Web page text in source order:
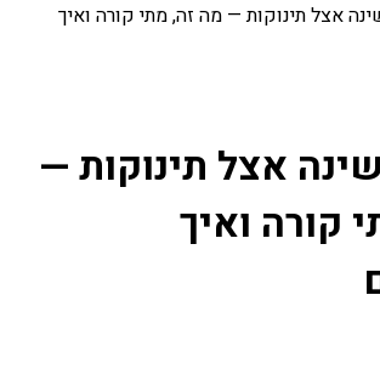
אצל תינוקות — מה זה, מתי קורה ואיך
אצל תינוקות —
קורה ואיך